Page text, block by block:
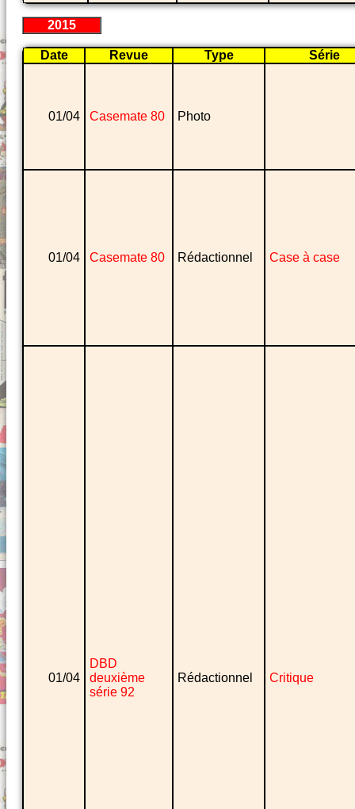
2015
Date Revue Type Série
01/04 Casemate 80 Photo
01/04 Casemate 80 Rédactionnel Case à case
01/04
DBD
deuxième
série 92
Rédactionnel Critique